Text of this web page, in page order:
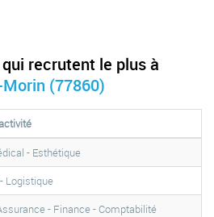
recrutent le plus à
(77860)
- Esthétique
Logistique
- Finance - Comptabilité